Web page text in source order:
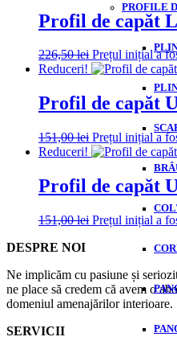
PROFILE
Profil de capăt
226,50lei Prețul inițial a
Reduceri!
Profil de capăt
151,00lei Prețul inițial a
Reduceri!
Profil de capăt
151,00lei Prețul inițial a
DESPRE NOI
Ne implicăm cu pasiune și
ne place să credem că avem o
domeniul amenajărilor interioare.
SERVICII